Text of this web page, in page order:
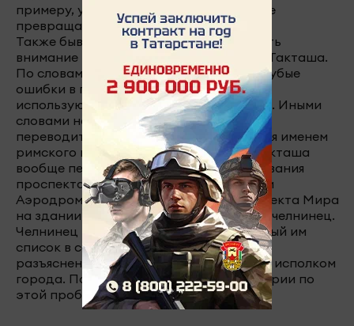
примеру, улица Комарова при переводе
превращается в улицу Комаровой.
Также бывший историк просит обратить
внимание на названия улиц Тан и Хади Такташа.
По словам мужчины здесь допущены грубые
ошибки в переводе на татарский язык,
используются буквы русского алфавита. Иными
словами название Тан, которое должно
переводиться, как “рассвет”, становится именем
римского императора, а улицу Хади Такташа
вообще переводить не стали, как и названия
проспекта Дружбы народов, остановки
Аэродромная на улице Гостева и проспекта Мира
на здании в 25 комплексе, возмущается челнинец.
Челнинец готов предоставить собранный им
список в соответствующие службы. Для
разъяснения ситуации мы обратились в исполком
города. Получить какие-либо комментарии по
этой проблеме пока не удалось.